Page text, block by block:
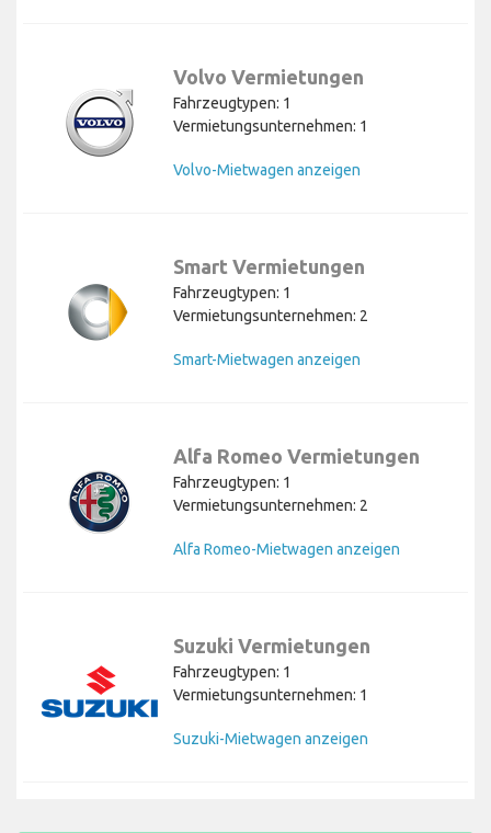
Volvo Vermietungen
Fahrzeugtypen: 1
Vermietungsunternehmen: 1
Volvo-Mietwagen anzeigen
Smart Vermietungen
Fahrzeugtypen: 1
Vermietungsunternehmen: 2
Smart-Mietwagen anzeigen
Alfa Romeo Vermietungen
Fahrzeugtypen: 1
Vermietungsunternehmen: 2
Alfa Romeo-Mietwagen anzeigen
Suzuki Vermietungen
Fahrzeugtypen: 1
Vermietungsunternehmen: 1
Suzuki-Mietwagen anzeigen